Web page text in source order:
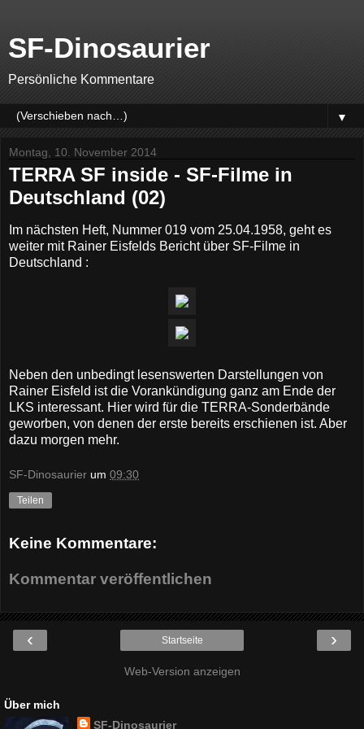
SF-Dinosaurier
Persönliche Kommentare
▼
Montag, 10. November 2014
TERRA SF inside - SF-Filme in
Deutschland (02)
Im nächsten Heft, Nummer 019 vom 25.04.1958, geht es
weiter mit Rainer Eisfelds Bericht über SF-Filme in
Deutschland :
Neben den unbedingt lesenswerten Darstellungen von
Rainer Eisfeld ist die Vorankündigung ganz am Ende der
LKS interessant. Hier wird für die TERRA-Sonderbände
geworben, von denen der erste bereits erschienen ist. Aber
dazu morgen mehr.
SF-Dinosaurier um 09:30
Teilen
Keine Kommentare:
Kommentar veröffentlichen
‹ ›
Startseite
Web-Version anzeigen
Über mich
SF-Dinosaurier